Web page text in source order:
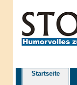
Startseite